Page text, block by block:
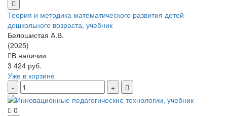
Теория и методика математического развития детей
дошкольного возраста, учебник
Белошистая А.В.
(2025)
В наличии
3 424 руб.
Уже в корзине
0